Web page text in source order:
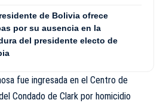
de Bolivia ofrece
por su ausencia en la
del presidente electo de
fue ingresada en el Centro de
Condado de Clark por homicidio